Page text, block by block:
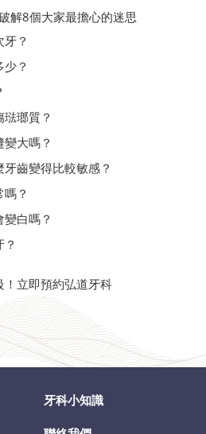
解8個大家最擔心的迷思
？
？
瑯質？
大嗎？
齒變得比較敏感？
？
白嗎？
！立即預約弘道牙科
牙科小知識